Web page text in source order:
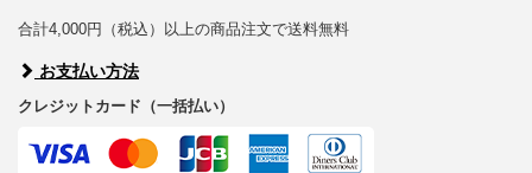
合計4,000円（税込）以上の商品注文で送料無料
お支払い方法
クレジットカード（一括払い）